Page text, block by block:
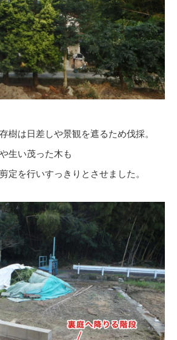
樹は日差しや景観を遮るため伐採。
生い茂った木も
定を行いすっきりとさせました。